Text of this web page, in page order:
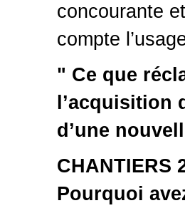
concourante
compte
" Ce que
l’acquisition
d’une
CHANTIERS
Pourquoi